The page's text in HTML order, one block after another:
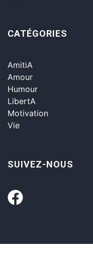
CATÉGORIES
AmitiA
Amour
Humour
LibertA
Motivation
Vie
SUIVEZ-NOUS